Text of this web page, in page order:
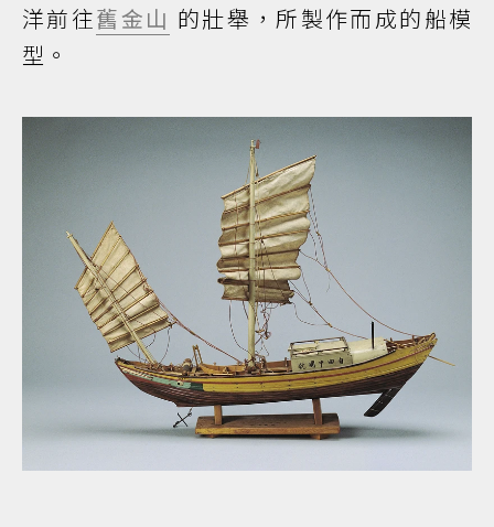
洋前往舊金山 的壯舉，所製作而成的船模
型。